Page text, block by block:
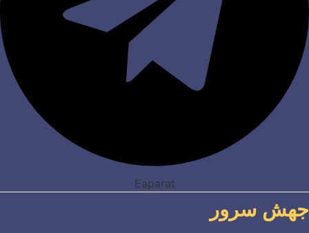
Eaparat
جهش سرور